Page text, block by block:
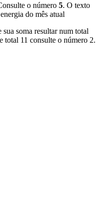
o número 5. O texto
do mês atual
sua soma resultar num total
total 11 consulte o número 2.